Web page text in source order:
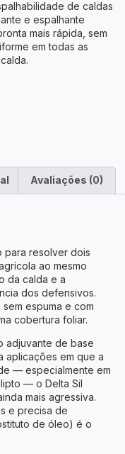
de caldas
e espalhante
mais rápida, sem
em todas as
Avaliações (0)
para resolver dois
ao mesmo
da calda e a
dos defensivos.
espuma e com
cobertura foliar.
adjuvante de base
aplicações em que a
— especialmente em
— o Delta Sil
mais agressiva.
e precisa de
de óleo) é o